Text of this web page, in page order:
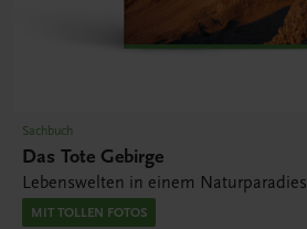
Sachbuch
Das Tote Gebirge
Lebenswelten in einem Naturparadies
MIT TOLLEN FOTOS